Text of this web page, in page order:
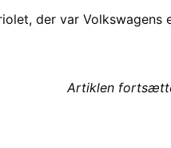
der var
Artiklen